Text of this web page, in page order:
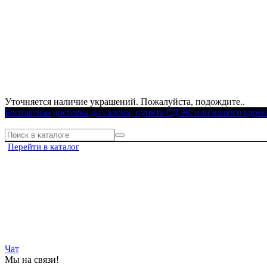
Уточняется наличие украшений. Пожалуйста, подождите..
Бесплатная доставка до салона, пункта СДЭК или вашего
Перейти в каталог
Чат
Мы на связи!